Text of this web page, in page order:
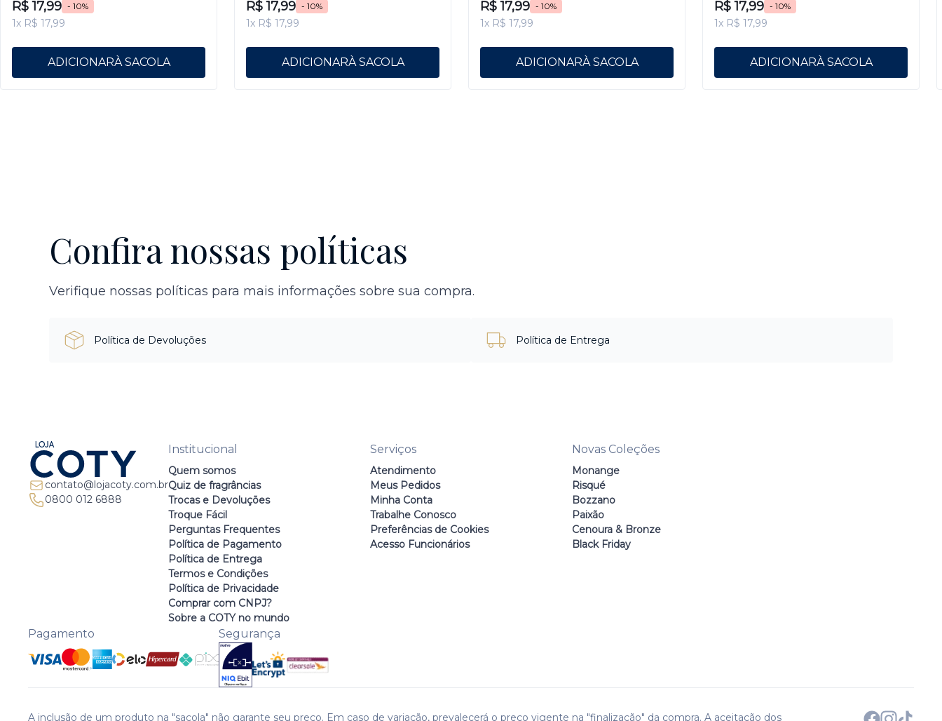
R$ 17,99 - 10%
1x R$ 17,99
ADICIONAR
R$ 17,99 - 10%
1x R$ 17,99
ADICIONAR
R$ 17,99 - 10%
1x R$ 17,99
ADICIONAR
R$ 17,99 - 10%
1x R$ 17,99
ADICIONAR
Confira nossas políticas
Verifique nossas políticas para mais informações sobre sua compra.
Política de Devoluções Política de Entrega
contato@lojacoty.com.br
0800 012 6888
Institucional
Quem somos
Quiz de fragrâncias
Trocas e Devoluções
Troque Fácil
Perguntas Frequentes
Política de Pagamento
Política de Entrega
Termos e Condições
Política de Privacidade
Comprar com CNPJ?
Sobre a COTY no mundo
Serviços
Atendimento
Meus Pedidos
Minha Conta
Trabalhe Conosco
Preferências de Cookies
Acesso Funcionários
Novas Coleções
Monange
Risqué
Bozzano
Paixão
Cenoura & Bronze
Black Friday
Pagamento Segurança
A inclusão de um produto na "sacola" não garante seu preço. Em caso de variação, prevalecerá o preço vigente na "finalização" da compra. A aceitação dos